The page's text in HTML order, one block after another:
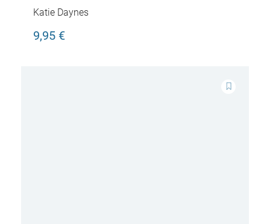
Katie Daynes
9,95 €